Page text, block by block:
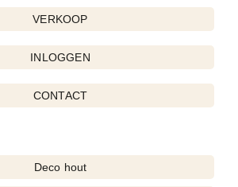
VERKOOP
INLOGGEN
CONTACT
Deco hout